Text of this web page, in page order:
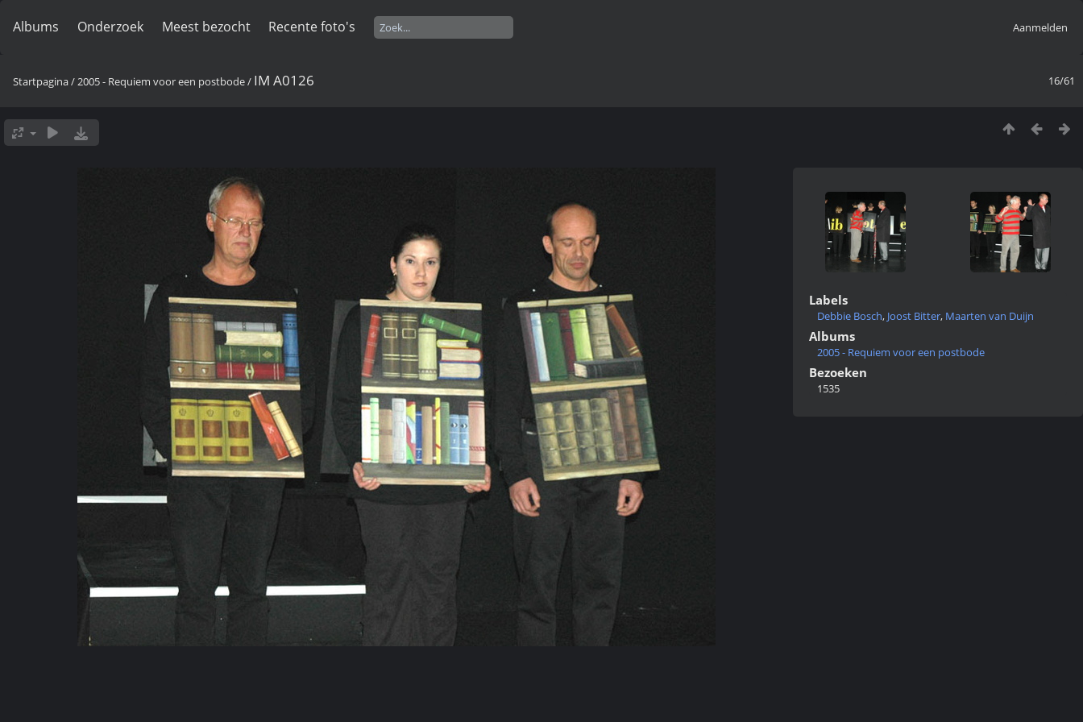
Albums Onderzoek Meest bezocht Recente foto's Aanmelden
16/61
Startpagina/2005 - Requiem voor een postbode/ IM A0126
Labels
Debbie Bosch, Joost Bitter, Maarten van Duijn
Albums
2005 - Requiem voor een postbode
Bezoeken
1535